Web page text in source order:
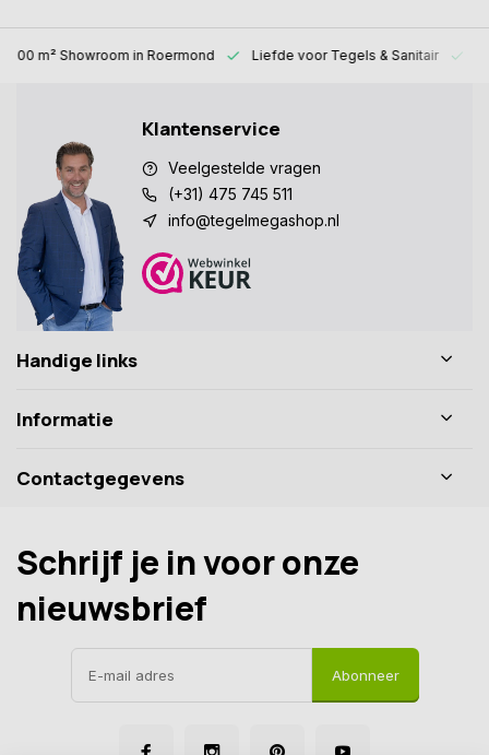
1000 m² Showroom in Roermond Liefde voorTegels & Sanitair
Klantenservice
Veelgestelde vragen
(+31) 475 745 511
info@tegelmegashop.nl
Handige links
Informatie
Contactgegevens
Schrijf je in voor onze
nieuwsbrief
Abonneer